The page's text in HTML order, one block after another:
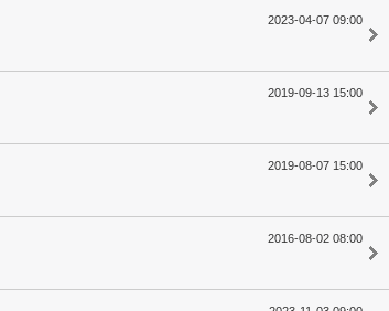
2023-04-07 09:00
2019-09-13 15:00
2019-08-07 15:00
2016-08-02 08:00